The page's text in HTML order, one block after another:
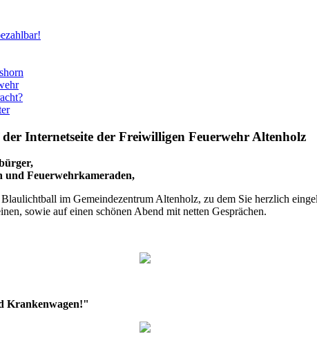
Internetseite der Freiwilligen Feuerwehr Altenholz
und Feuerwehrkameraden,
im Gemeindezentrum Altenholz, zu dem Sie herzlich
sowie auf einen schönen Abend mit netten Gesprächen.
Krankenwagen!"